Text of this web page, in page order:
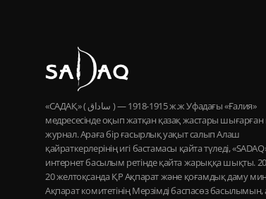
«САДАҚ» ( ساداق ) — 1915-1918 ж.ж Уфадағы «Ғалия»
медресесінде оқып жатқан қазақ жастары
журнал. Араға бір ғасырлық уақыт салып Алаш
қайраткерлерінің игі бастамасы қайта түледі,
интернет басылым ретінде қайта жарыққа шықты.
20 желтоқсанда ҚР Ақпарат және қоғамдық даму
Ақпарат комитетінің Мерзімді баспасөз басылымын,